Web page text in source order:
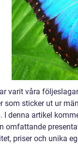
varit våra
som sticker ut ur
I denna artikel
omfattande
priser och unika